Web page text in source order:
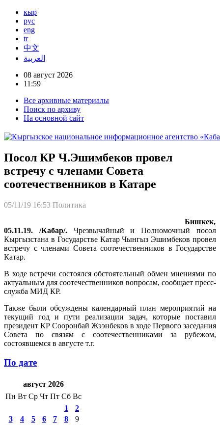
кыр
рус
eng
tr
中文
العربية
08 август 2026
11:59
Все архивные материалы
Поиск по архиву
На основной сайт
Посол КР Ч.Эшимбеков провел
встречу с членами Совета
соотечественников в Катаре
05/11/19 16:53 Политика
Бишкек,
05.11.19. /Кабар/.Чрезвычайный и Полномочный посол
Кыргызстана в Государстве Катар Чынгыз Эшимбеков провел
встречу с членами Совета соотечественников в Государстве
Катар.
В ходе встречи состоялся обстоятельный обмен мнениями по
актуальным для соотечественников вопросам, сообщает пресс-
служба МИД КР.
Также были обсуждены календарный план мероприятий на
текущий год и пути реализации задач, которые поставил
президент КР Сооронбай Жээнбеков в ходе Первого заседания
Совета по связям с соотечественниками за рубежом,
состоявшемся в августе т.г.
По дате
август 2026
Пн Вт Ср Чт Пт Сб Вс
1
2
3
4 5 6 7 8
9